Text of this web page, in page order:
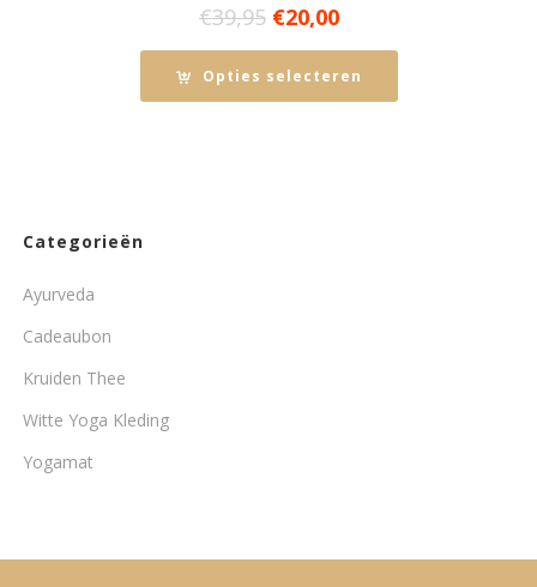
€39,95 Oorspronkelijke
prijs
was:
€39,95.
€20,00Huidige
prijs
is:
€20,00.
Opties selecteren
Categorieën
Ayurveda
Cadeaubon
Kruiden Thee
Witte Yoga Kleding
Yogamat